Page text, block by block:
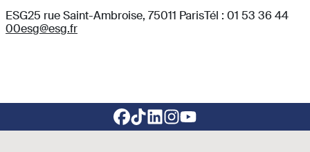
ESG25 rue Saint-Ambroise, 75011 ParisTél : 01 53 36 44
00esg@esg.fr
Footer social links